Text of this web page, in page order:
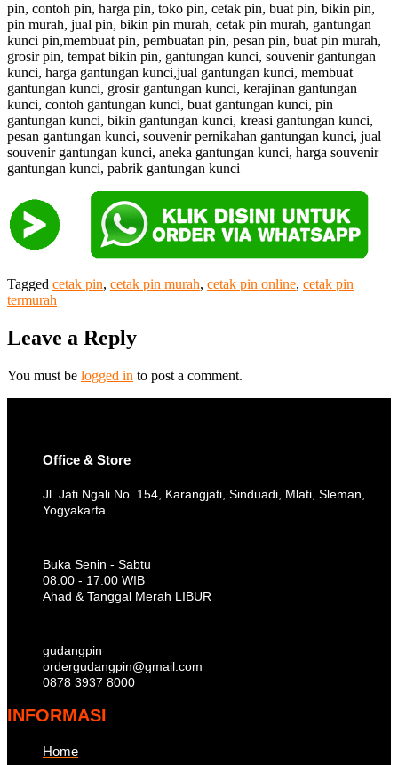
pin, contoh pin, harga pin, toko pin, cetak pin, buat pin, bikin pin,
pin murah, jual pin, bikin pin murah, cetak pin murah, gantungan
kunci pin,membuat pin, pembuatan pin, pesan pin, buat pin murah,
grosir pin, tempat bikin pin, gantungan kunci, souvenir gantungan
kunci, harga gantungan kunci,jual gantungan kunci, membuat
gantungan kunci, grosir gantungan kunci, kerajinan gantungan
kunci, contoh gantungan kunci, buat gantungan kunci, pin
gantungan kunci, bikin gantungan kunci, kreasi gantungan kunci,
pesan gantungan kunci, souvenir pernikahan gantungan kunci, jual
souvenir gantungan kunci, aneka gantungan kunci, harga souvenir
gantungan kunci, pabrik gantungan kunci
Tagged cetak pin, cetak pin murah, cetak pin online, cetak pin
termurah
Leave a Reply
You must be logged in to post a comment.
Office & Store
Jl. Jati Ngali No. 154, Karangjati, Sinduadi, Mlati, Sleman,
Yogyakarta
Buka Senin - Sabtu
08.00 - 17.00 WIB
Ahad & Tanggal Merah LIBUR
gudangpin
ordergudangpin@gmail.com
0878 3937 8000
INFORMASI
Home